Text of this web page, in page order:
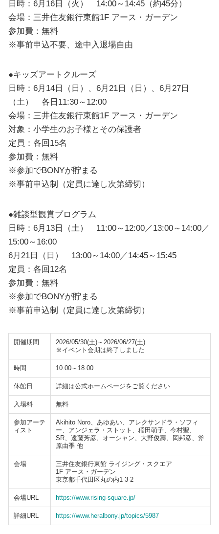
日時：6月16日（火） 14:00～14:45（約45分）
会場：三井住友銀行東館1F アース・ガーデン
参加費：無料
※事前申込不要、途中入退場自由
●キッズアートクルーズ
日時：6月14日（日）、6月21日（日）、6月27日
（土） 各日11:30～12:00
会場：三井住友銀行東館1F アース・ガーデン
対象：小学生のお子様とその保護者
定員：各回15名
参加費：無料
※参加でBONYが貯まる
※事前申込制（定員に達し次第締切）
●雑談型観賞プログラム
日時：6月13日（土） 11:00～12:00／13:00～14:00／
15:00～16:00
6月21日（日） 13:00～14:00／14:45～15:45
定員：各回12名
参加費：無料
※参加でBONYが貯まる
※事前申込制（定員に達し次第締切）
開催期間
2026/05/30(土)～2026/06/27(土)
※イベント会期は終了しました
時間 10:00～18:00
休館日 詳細は公式ホームページをご覧ください
入場料 無料
参加アーテ
ィスト
Akihito Noro、あゆあい、アレクサンドラ・ソフィ
ー、アンジェラ・ストット、稲田萌子、今村聖、
SR、遠藤芳彦、オーシャン、大野俊壽、岡邦彦、斧
原由季 他
会場
三井住友銀行東館 ライジング・スクエア
1F アース・ガーデン
東京都千代田区丸の内1-3-2
会場URL https://www.rising-square.jp/
詳細URL https://www.heralbony.jp/topics/5987